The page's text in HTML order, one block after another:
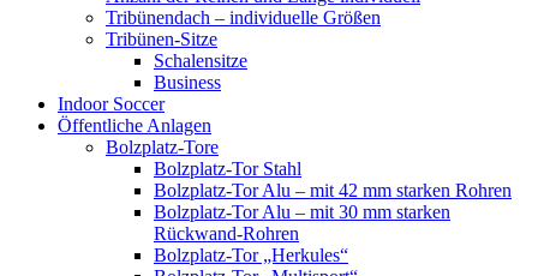
Tribünendach – individuelle Größen
Tribünen-Sitze
Schalensitze
Business
Indoor Soccer
Öffentliche Anlagen
Bolzplatz-Tore
Bolzplatz-Tor Stahl
Bolzplatz-Tor Alu – mit 42 mm starken Rohren
Bolzplatz-Tor Alu – mit 30 mm starken
Rückwand-Rohren
Bolzplatz-Tor „Herkules“